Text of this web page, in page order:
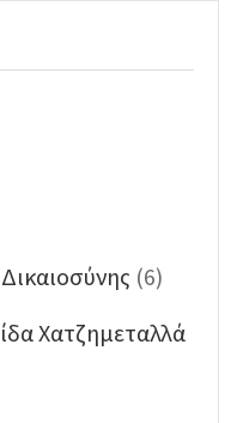
(6)
Χατζημεταλλά